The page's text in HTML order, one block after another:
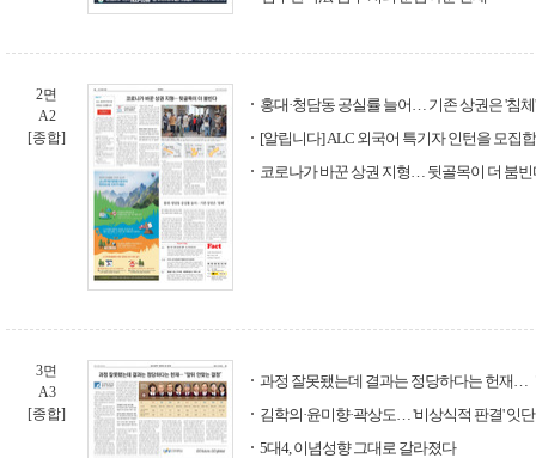
2면
A2
[종합]
홍대·청담동 공실률 늘어… 기존 상권은 '침체'
[알립니다] ALC 외국어 특기자 인턴을 모집
코로나가 바꾼 상권 지형… 뒷골목이 더 붐빈
3면
A3
[종합]
과정 잘못됐는데 결과는 정당하다는 헌재…
김학의·윤미향·곽상도… '비상식적 판결' 잇
5대4, 이념성향 그대로 갈라졌다